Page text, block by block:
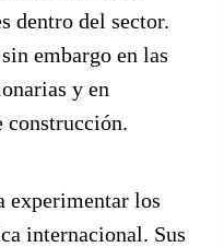
dentro del sector.
embargo en las
y en
construcción.
experimentar los
internacional. Sus